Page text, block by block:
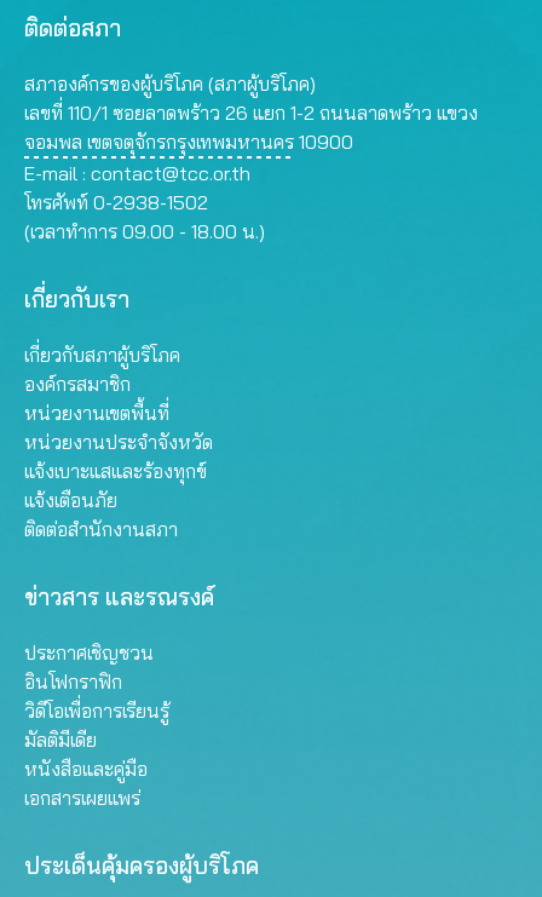
ติดต่อสภา
สภาองค์กรของผู้บริโภค (สภาผู้บริโภค)
เลขที่ 110/1 ซอยลาดพร้าว 26 แยก 1-2 ถนนลาดพร้าว แขวง
จอมพล เขตจตุจักรกรุงเทพมหานคร 10900
E-mail : contact@tcc.or.th
โทรศัพท์ 0-2938-1502
(เวลาทำการ 09.00 - 18.00 น.)
เกี่ยวกับเรา
เกี่ยวกับสภาผู้บริโภค
องค์กรสมาชิก
หน่วยงานเขตพื้นที่
หน่วยงานประจำจังหวัด
แจ้งเบาะแสและร้องทุกข์
แจ้งเตือนภัย
ติดต่อสำนักงานสภา
ข่าวสาร และรณรงค์
ประกาศเชิญชวน
อินโฟกราฟิก
วิดีโอเพื่อการเรียนรู้
มัลติมีเดีย
หนังสือและคู่มือ
เอกสารเผยแพร่
ประเด็นคุ้มครองผู้บริโภค